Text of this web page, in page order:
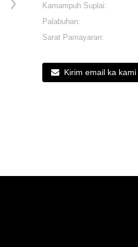
Kamampuh Suplai:
Palabuhan:
Sarat Pamayaran:
Kirim email ka kami